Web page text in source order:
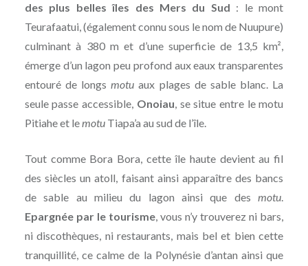
des plus belles îles des Mers du Sud : le mont
Teurafaatui, (également connu sous le nom de Nuupure)
culminant à 380 m et d’une superficie de 13,5 km²,
émerge d’un lagon peu profond aux eaux transparentes
entouré de longsmotu aux plages de sable blanc. La
seule passe accessible, Onoiau, se situe entre le motu
Pitiahe et lemotuTiapa’a au sud de l’île.
Tout comme Bora Bora, cette île haute devient au fil
des siècles un atoll, faisant ainsi apparaître des bancs
de sable au milieu du lagon ainsi que desmotu.
Epargnée par le tourisme, vous n’y trouverez ni bars,
ni discothèques, ni restaurants, mais bel et bien cette
tranquillité, ce calme de la Polynésie d’antan ainsi que